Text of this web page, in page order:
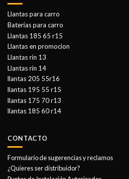
Llantas para carro
Baterías para carro
Llantas 185 65 r15
Llantas en promocion
Llantas rin 13
Llantas rin 14
llantas 205 55r16
llantas 195 55 r15
llantas 175 70 r13
llantas 185 60 r14
CONTACTO
Formulario de sugerencias y reclamos
¿Quieres ser distribuidor?